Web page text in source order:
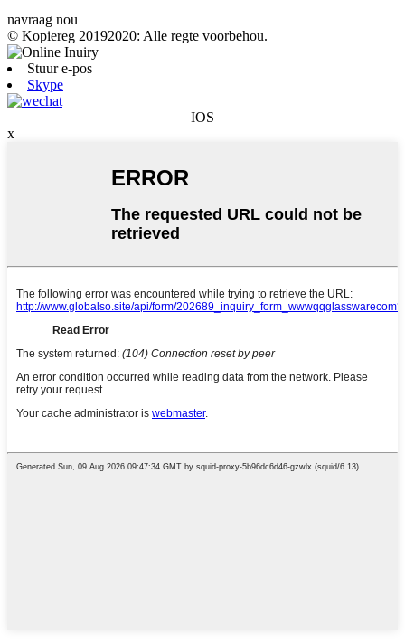
navraag nou
© Kopiereg 20192020: Alle regte voorbehou.
Stuur e-pos
Skype
IOS
x